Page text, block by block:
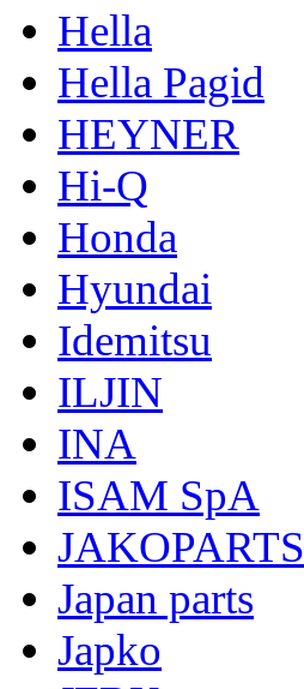
Hella
Hella Pagid
HEYNER
Hi-Q
Honda
Hyundai
Idemitsu
ILJIN
INA
ISAM SpA
JAKOPARTS
Japan parts
Japko